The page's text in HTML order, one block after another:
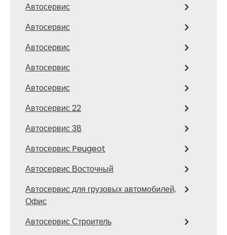
Автосервис
Автосервис
Автосервис
Автосервис
Автосервис
Автосервис 22
Автосервис 38
Автосервис Peugeot
Автосервис Восточный
Автосервис для грузовых автомобилей,
Офис
Автосервис Строитель